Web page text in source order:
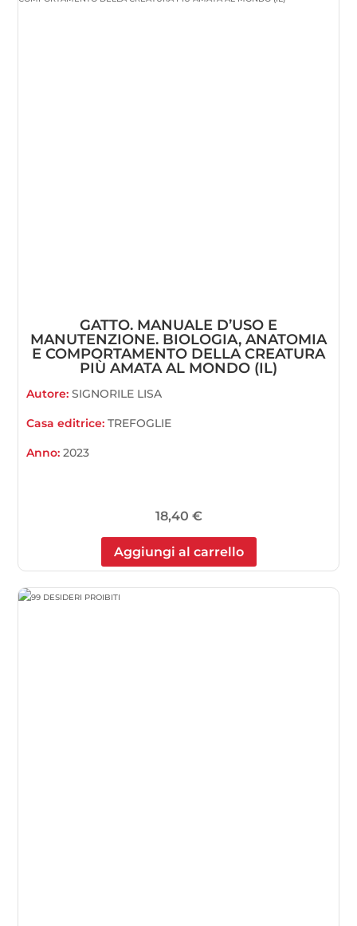
GATTO. MANUALE D’USO E
MANUTENZIONE. BIOLOGIA, ANATOMIA
E COMPORTAMENTO DELLA CREATURA
PIÙ AMATA AL MONDO (IL)
Autore:SIGNORILE LISA
Casa editrice:TREFOGLIE
Anno:2023
18,40 €
Aggiungi al carrello